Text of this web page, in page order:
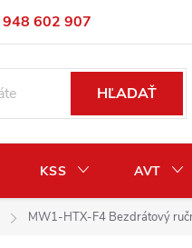
602 907
/ vrátenie peňazí
HĽADAŤ
KSS AVT
MW1-HTX-F4 Bezdrátový